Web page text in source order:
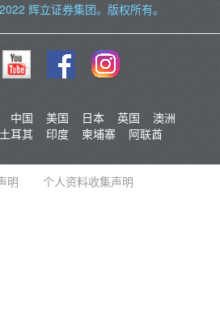
辉立证券集团。版权所有。
中国 美国 日本 英国
澳洲
土耳其 印度 柬埔寨
阿联酋
明 个人资料收集声明